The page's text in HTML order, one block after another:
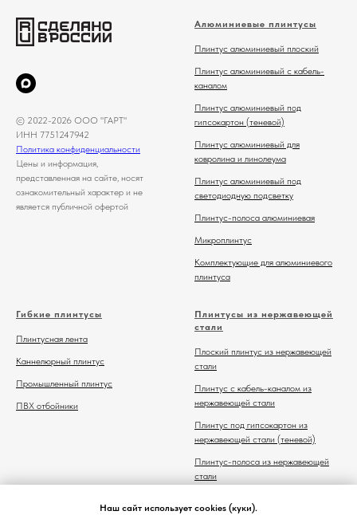
Наш сайт использует cookies (куки).
© 2022-2026 ООО "ГАРТ"
ИНН 7751247942
Политика конфиденциальности
Цены и информация,
представленная на сайте, носят
ознакомительный характер и не
является публичной офертой
Алюминиевые плинтусы
Плинтус алюминиевый плоский
Плинтус алюминиевый с кабель-
каналом
Плинтус алюминиевый под
гипсокартон (теневой)
Плинтус алюминиевый для
ковролина и линолеума
Плинтус алюминиевый под
светодиодную подсветку
Плинтус-полоса алюминиевая
Микроплинтус
Комплектующие для алюминиевого
плинтуса
Гибкие плинтусы
Плинтусная лента
Каннелюрный плинтус
Промышленный плинтус
ПВХ отбойники
Плинтусы из нержавеющей
стали
Плоский плинтус из нержавеющей
стали
Плинтус с кабель-каналом из
нержавеющей стали
Плинтус под гипсокартон из
нержавеющей стали (теневой)
Плинтус-полоса из нержавеющей
стали
нержавеющей стали